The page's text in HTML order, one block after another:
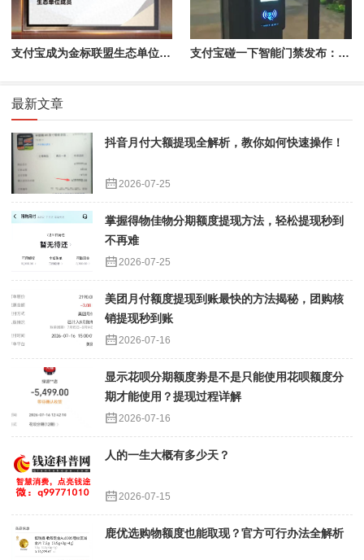
支付宝成为金标联盟生态单位成员，已有26款应用加入 支付宝碰一下智能门禁发布：可互动、会说话、能发红包
最新文章
抖音月付大额提现全解析，教你如何快速操作！
2026-07-25
掌握得物佳物分期额度提现方法，轻松提现秒到
不再难
2026-07-25
美团月付额度提现到账最快的方法揭秘，团购核
销提现秒到账
2026-07-16
显示花呗分期额度劵是不是只能使用花呗额度分
期才能使用？提现过程详解
2026-07-16
人的一生大概有多少天？
2026-07-15
鹿优选购物额度也能取现？官方可行办法全解析